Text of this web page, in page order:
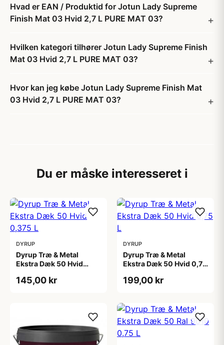
Hvad er EAN / Produktid for Jotun Lady Supreme
Finish Mat 03 Hvid 2,7 L PURE MAT 03?
Hvilken kategori tilhører Jotun Lady Supreme Finish
Mat 03 Hvid 2,7 L PURE MAT 03?
Hvor kan jeg købe Jotun Lady Supreme Finish Mat
03 Hvid 2,7 L PURE MAT 03?
Du er måske interesseret i
DYRUP
Dyrup Træ & Metal
Ekstra Dæk 50 Hvid
145,00 kr
DYRUP
Dyrup Træ & Metal
Ekstra Dæk 50 Hvid 0,75
199,00 kr